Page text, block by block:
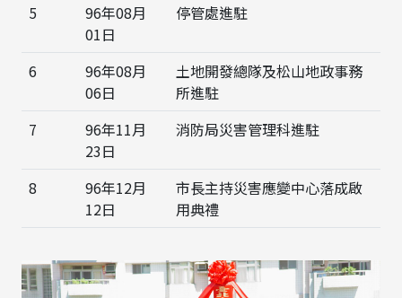
5
96年08月
01日
停管處進駐
6
96年08月
06日
土地開發總隊及松山地政事務
所進駐
7
96年11月
23日
消防局災害管理科進駐
8
96年12月
12日
市長主持災害應變中心落成啟
用典禮